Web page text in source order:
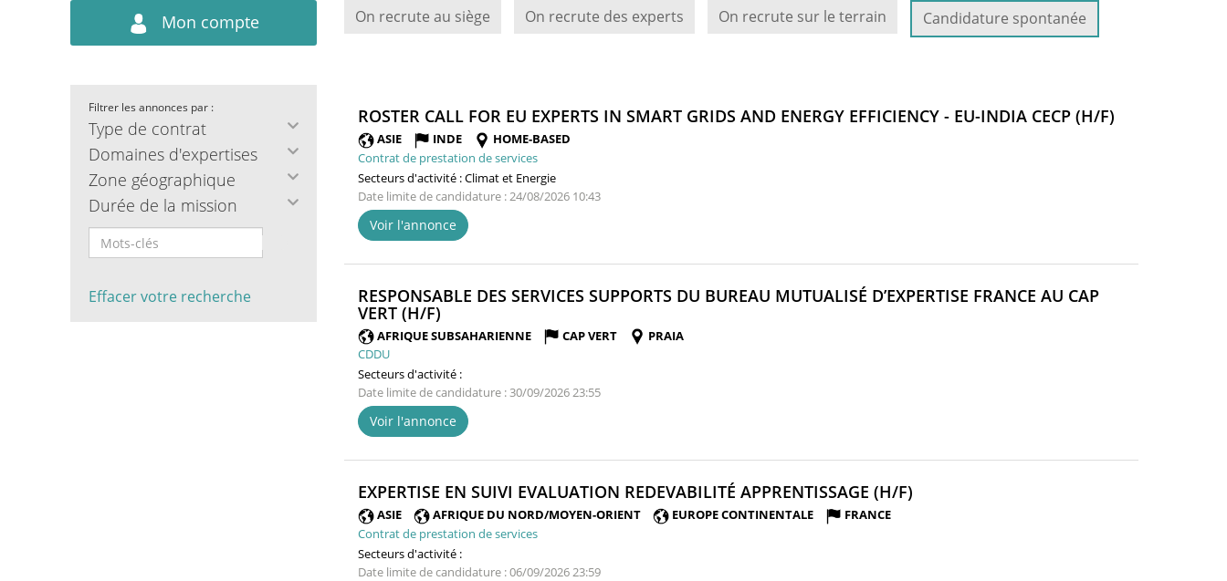
Mon compte On recrute au siège On recrute des experts On recrute sur le terrain Candidature spontanée
Filtrer les annonces par :
Type de contrat
Domaines d'expertises
Zone géographique
Durée de la mission
Effacer votre recherche
ROSTER CALL FOR EU EXPERTS IN SMART GRIDS AND ENERGY EFFICIENCY - EU-INDIA CECP (H/F)
ASIE INDE
HOME-BASED
Contrat de prestation de services
Secteurs d'activité :Climat et Energie
Date limite de candidature : 24/08/2026 10:43
Voir l'annonce
RESPONSABLE DES SERVICES SUPPORTS DU BUREAU MUTUALISÉ D’EXPERTISE FRANCE AU CAP
VERT (H/F)
FENÊTRE)
AFRIQUE SUBSAHARIENNE CAP VERT
PRAIA
CDDU
Secteurs d'activité :
Date limite de candidature : 30/09/2026 23:55
Voir l'annonce
EXPERTISE EN SUIVI EVALUATION REDEVABILITÉ APPRENTISSAGE (H/F)
ASIE AFRIQUE DU NORD/MOYEN-ORIENT EUROPE CONTINENTALE
FRANCE
Contrat de prestation de services
Secteurs d'activité :
Date limite de candidature : 06/09/2026 23:59